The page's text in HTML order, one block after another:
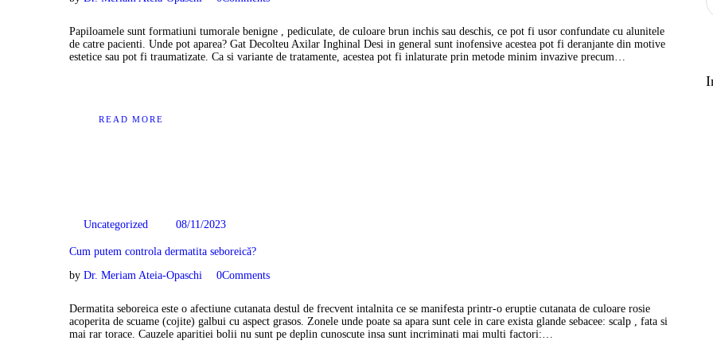
Papiloamele sunt formatiuni tumorale benigne , pediculate, de culoare brun inchis sau deschis, ce pot fi usor confundate cu alunitele
de catre pacienti. Unde pot aparea? Gat Decolteu Axilar Inghinal Desi in general sunt inofensive acestea pot fi deranjante din motive
estetice sau pot fi traumatizate. Ca si variante de tratamente, acestea pot fi inlaturate prin metode minim invazive precum…
READ MORE
Uncategorized 08/11/2023
Cum putem controla dermatita seboreică?
by Dr. Meriam Ateia-Opaschi 0Comments
Dermatita seboreica este o afectiune cutanata destul de frecvent intalnita ce se manifesta printr-o eruptie cutanata de culoare rosie
acoperita de scuame (cojite) galbui cu aspect grasos. Zonele unde poate sa apara sunt cele in care exista glande sebacee: scalp , fata si
mai rar torace. Cauzele aparitiei bolii nu sunt pe deplin cunoscute insa sunt incriminati mai multi factori:…